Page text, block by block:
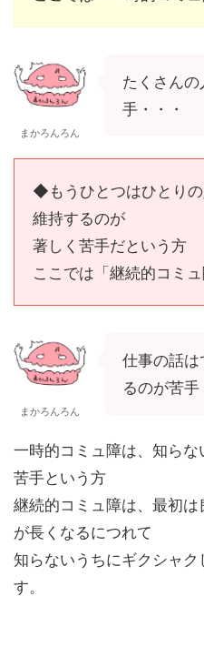
まかろんろん
たくさん
手・・・
◆もうひとつはひとり
維持するのが
著しく苦手だという方
ここでは「継続的コミュ
まかろんろん
仕事の話は
るのが苦手
一時的コミュ障は、知らな
苦手という方
継続的コミュ障は、最初
が長くなるにつれて
知らないうちにギクシャ
す。